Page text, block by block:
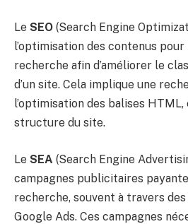
Le SEO (Search Engine
l’optimisation des contenus
recherche afin d’améliorer le
d’un site. Cela implique une
l’optimisation des balises HTML,
structure du site.
Le SEA (Search Engine
campagnes publicitaires
recherche, souvent à travers
Google Ads. Ces campagnes